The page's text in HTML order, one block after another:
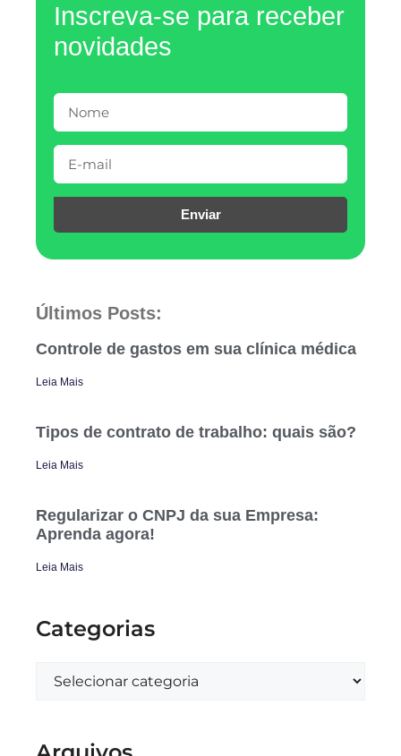
Inscreva-se para receber
novidades
Enviar
Últimos Posts:
Controle de gastos em sua clínica médica
Leia Mais
Tipos de contrato de trabalho: quais são?
Leia Mais
Regularizar o CNPJ da sua Empresa:
Aprenda agora!
Leia Mais
Categorias